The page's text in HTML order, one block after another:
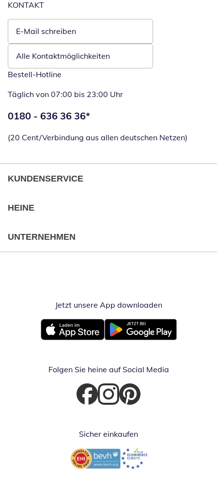
KONTAKT
E-Mail schreiben
Öffnet E-Mail-Client
Alle Kontaktmöglichkeiten
Bestell-Hotline
Täglich von 07:00 bis 23:00 Uhr
Telefonnummer:
0180 - 636 36 36*
(20 Cent/Verbindung aus allen deutschen Netzen)
KUNDENSERVICE
HEINE
UNTERNEHMEN
Jetzt unsere App downloadenÖffnet in
Öffnet in neuem FensterÖffnet in neuem Fenster
Folgen Sie heine auf Social Media
Öffnet in neuem Fenster
Öffnet in neuem Fenster
Öffnet in neuem Fenster
Sicher einkaufen
Öffnet in neuem FensterÖffnet in neuem Fenster